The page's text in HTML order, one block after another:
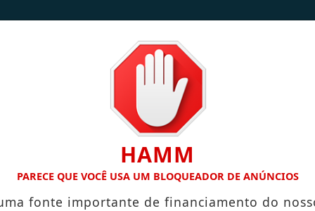
NOTÍCIAS /
DE COLARES PREFEITURA INICIA ELABORAÇÃO DO
HAMM
PARECE QUE VOCÊ USA UM BLOQUEADOR DE ANÚNCIOS
fonte importante de financiamento do